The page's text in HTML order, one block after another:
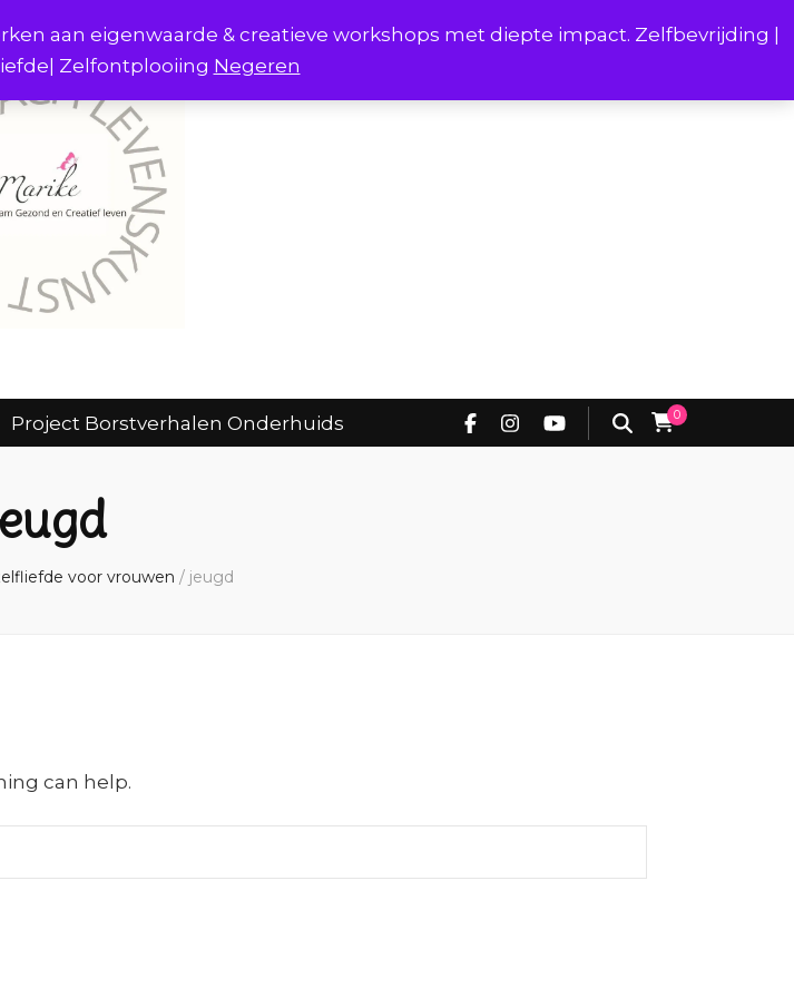
aan eigenwaarde & creatieve workshops met diepte impact. Zelfbevrijding |
Zelfontplooiing Negeren
Project Borstverhalen Onderhuids 0
coaching Kalender Project Borstverhalen Onderhuids
voor vrouwen / jeugd
can help.